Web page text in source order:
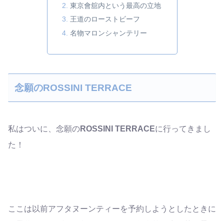
東京會舘内という最高の立地
王道のローストビーフ
名物マロンシャンテリー
念願のROSSINI TERRACE
私はついに、念願のROSSINI TERRACEに行ってきまし
た！
ここは以前アフタヌーンティーを予約しようとしたときに